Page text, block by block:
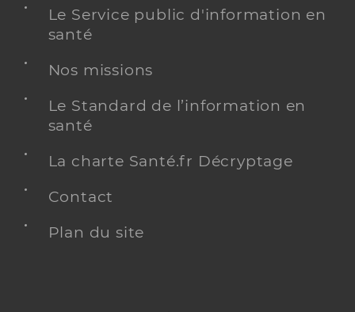
Le Service public d'information en
santé
Nos missions
Le Standard de l’information en
santé
La charte Santé.fr Décryptage
Contact
Plan du site